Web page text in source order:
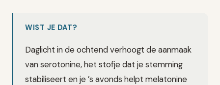
WIST JE DAT?
Daglicht in de ochtend verhoogt de aanmaak
van serotonine, het stofje dat je stemming
stabiliseert en je ’s avonds helpt melatonine